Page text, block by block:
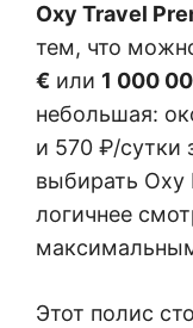
Oxy Travel
тем, что
€ или 1 000
небольшая:
и 570 ₽/сутки
выбирать Oxy
логичнее
Этот полис